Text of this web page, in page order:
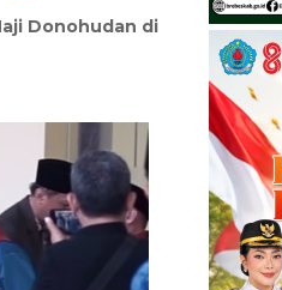
Donohudan di